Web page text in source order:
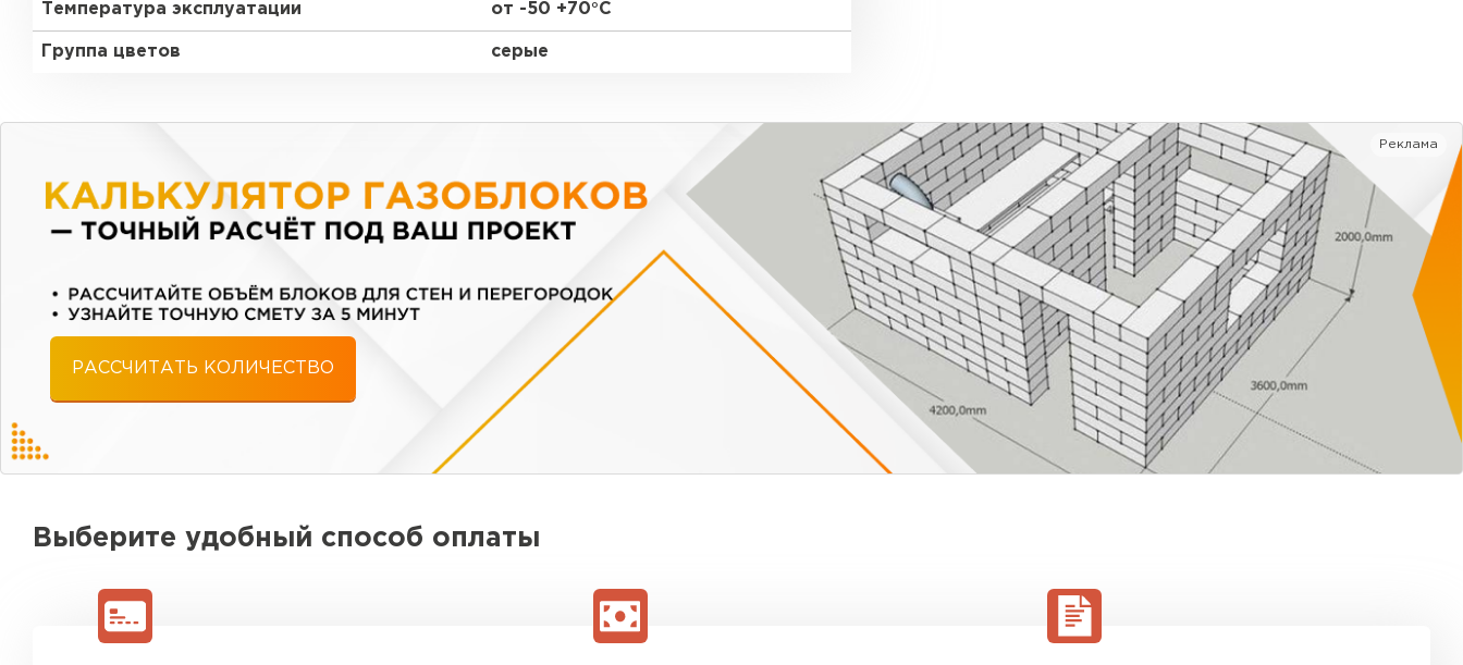
Температура эксплуатации от -50 +70°С
Группа цветов серые
Реклама
РАССЧИТАТЬ КОЛИЧЕСТВО
Выберите удобный способ оплаты